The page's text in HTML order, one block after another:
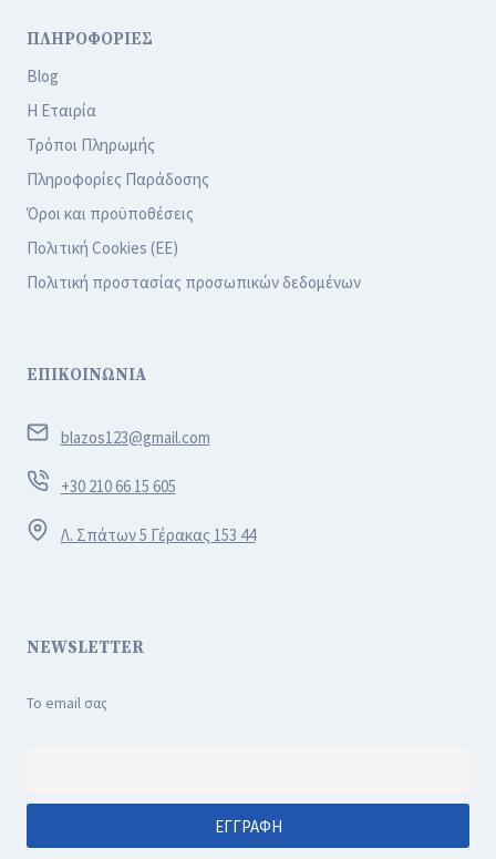
ΠΛΗΡΟΦΟΡΙΕΣ
Blog
Η Εταιρία
Τρόποι Πληρωμής
Πληροφορίες Παράδοσης
Όροι και προϋποθέσεις
Πολιτική Cookies (ΕΕ)
Πολιτική προστασίας προσωπικών δεδομένων
ΕΠΙΚΟΙΝΩΝΙΑ
blazos123@gmail.com
+30 210 66 15 605
Λ. Σπάτων 5 Γέρακας 153 44
NEWSLETTER
Το email σας